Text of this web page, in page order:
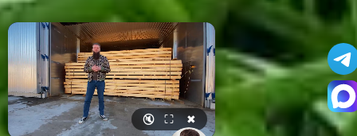
🔇 ⛶ ✖